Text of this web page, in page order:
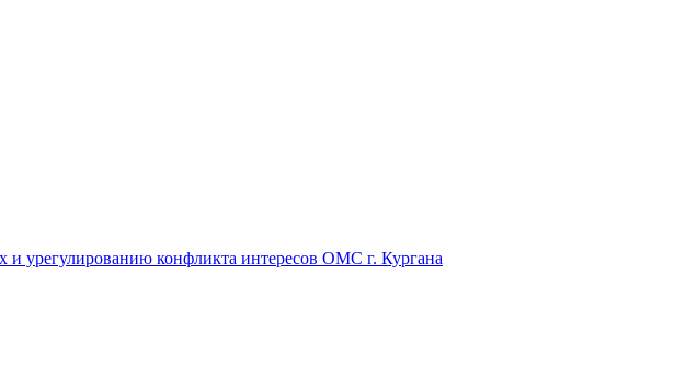
урегулированию конфликта интересов ОМС г. Кургана